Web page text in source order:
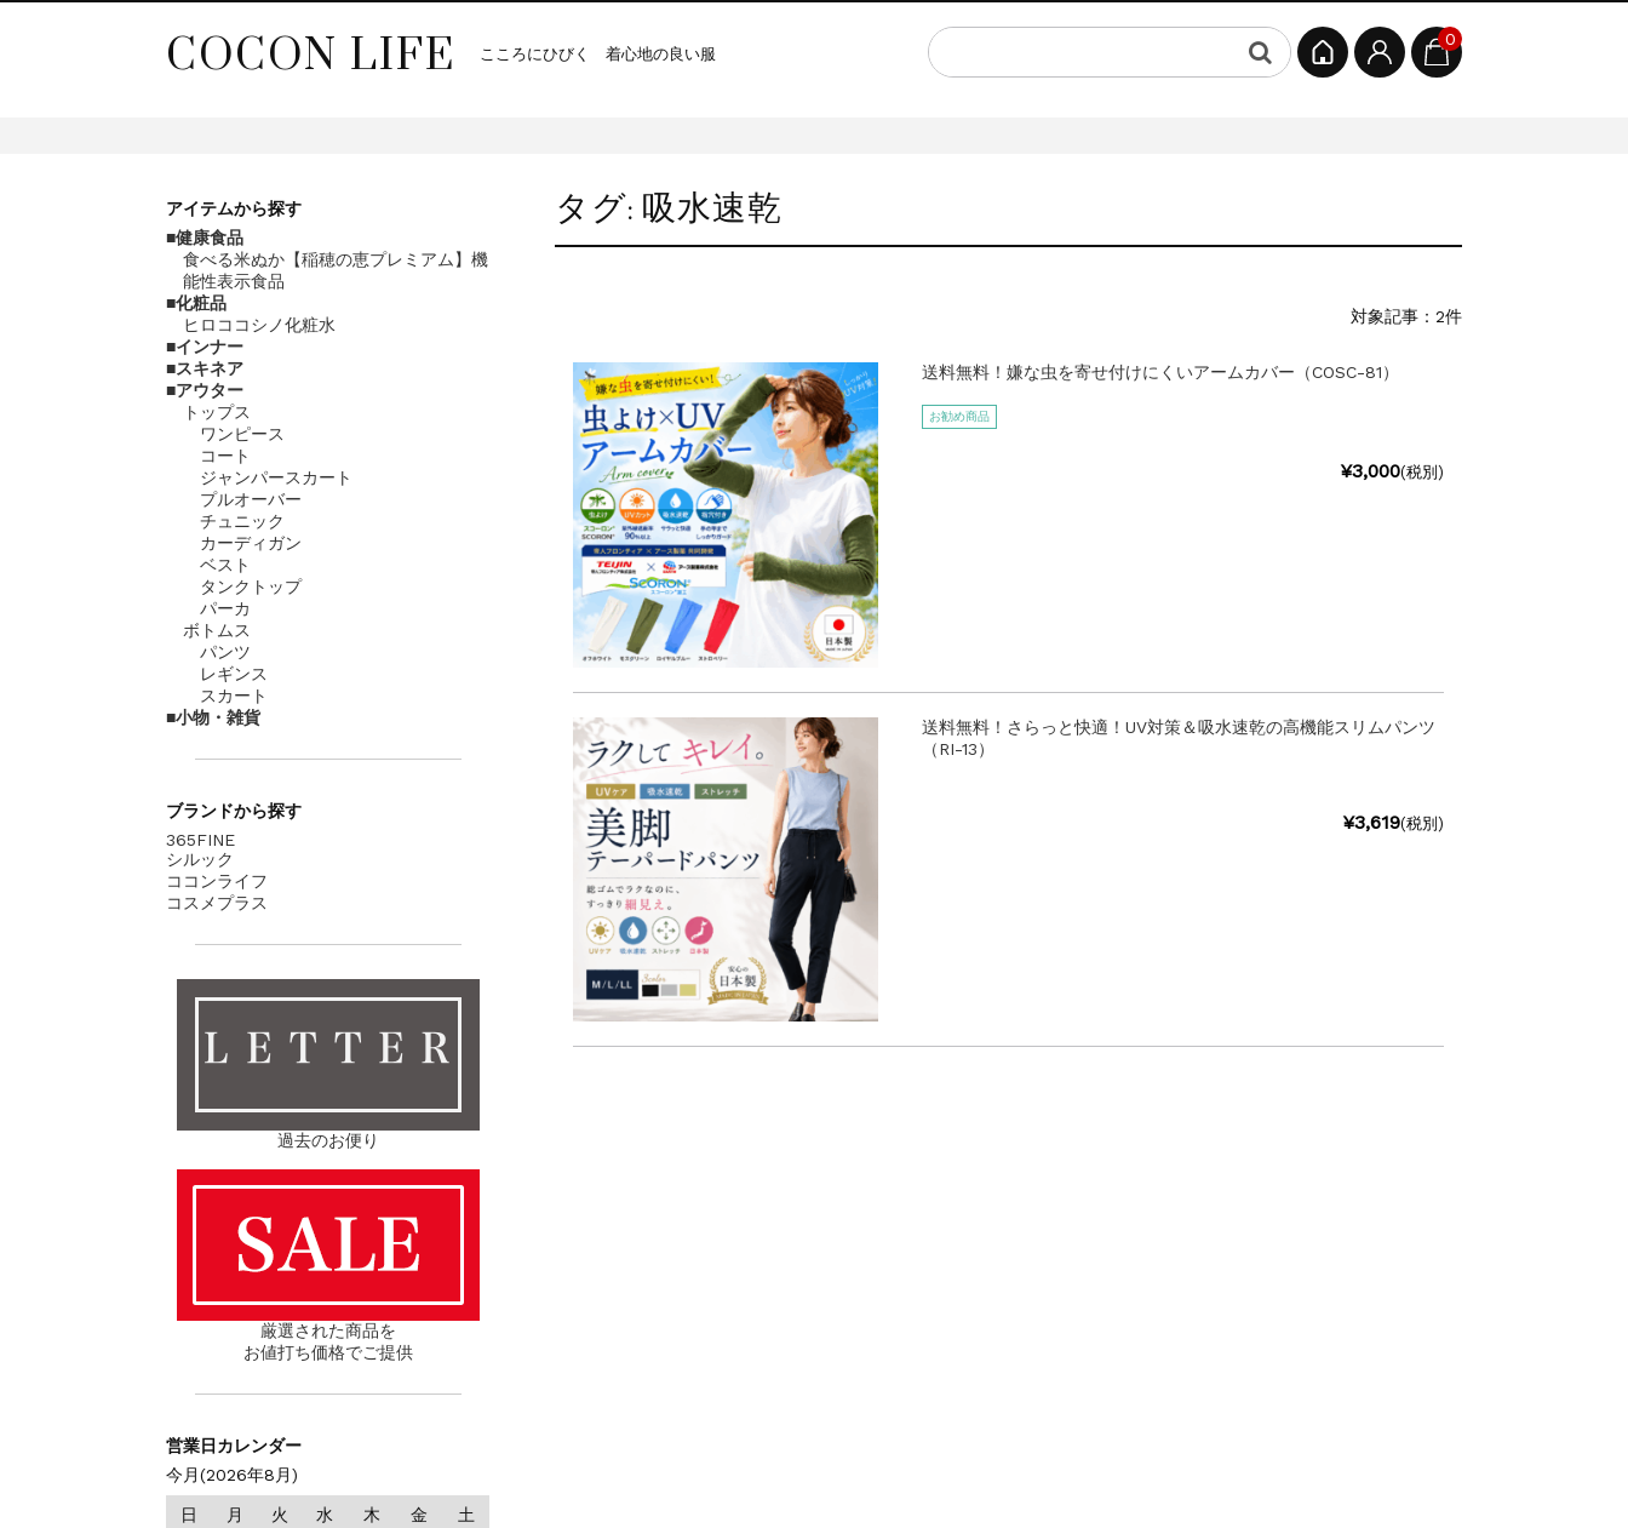
COCON LIFE こころにひびく 着心地の良い服
0
タグ:吸水速乾
対象記事：2件
送料無料！嫌な虫を寄せ付けにくいアームカバー（COSC-81）
お勧め商品
¥3,000(税別)
送料無料！さらっと快適！UV対策＆吸水速乾の高機能スリムパンツ
（RI-13）
¥3,619(税別)
アイテムから探す
健康食品
食べる米ぬか【稲穂の恵プレミアム】機
能性表示食品
化粧品
ヒロココシノ化粧水
インナー
スキネア
アウター
トップス
ワンピース
コート
ジャンパースカート
プルオーバー
チュニック
カーディガン
ベスト
タンクトップ
パーカ
ボトムス
パンツ
レギンス
スカート
小物・雑貨
ブランドから探す
365FINE
シルック
ココンライフ
コスメプラス
ＬＥＴＴＥＲ
過去のお便り
厳選された商品を
お値打ち価格でご提供
営業日カレンダー
今月(2026年8月)
日 月 火 水 木 金 土